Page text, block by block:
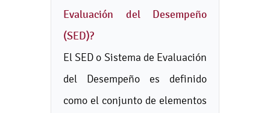
Evaluación del Desempeño
(SED)?
El SED o Sistema de Evaluación
del Desempeño es definido
como el conjunto de elementos